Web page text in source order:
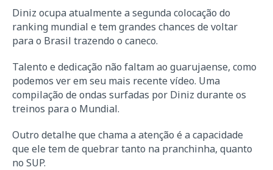
Diniz ocupa atualmente a segunda colocação do
ranking mundial e tem grandes chances de voltar
para o Brasil trazendo o caneco.
Talento e dedicação não faltam ao guarujaense, como
podemos ver em seu mais recente vídeo. Uma
compilação de ondas surfadas por Diniz durante os
treinos para o Mundial.
Outro detalhe que chama a atenção é a capacidade
que ele tem de quebrar tanto na pranchinha, quanto
no SUP.